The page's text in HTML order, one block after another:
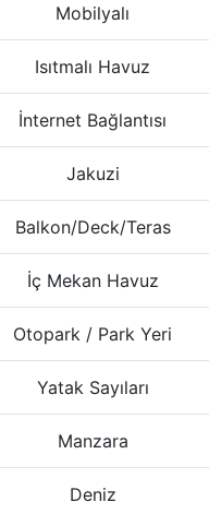
Mobilyalı
Isıtmalı Havuz
İnternet Bağlantısı
Jakuzi
Balkon/Deck/Teras
İç Mekan Havuz
Otopark / Park Yeri
Yatak Sayıları
Manzara
Deniz